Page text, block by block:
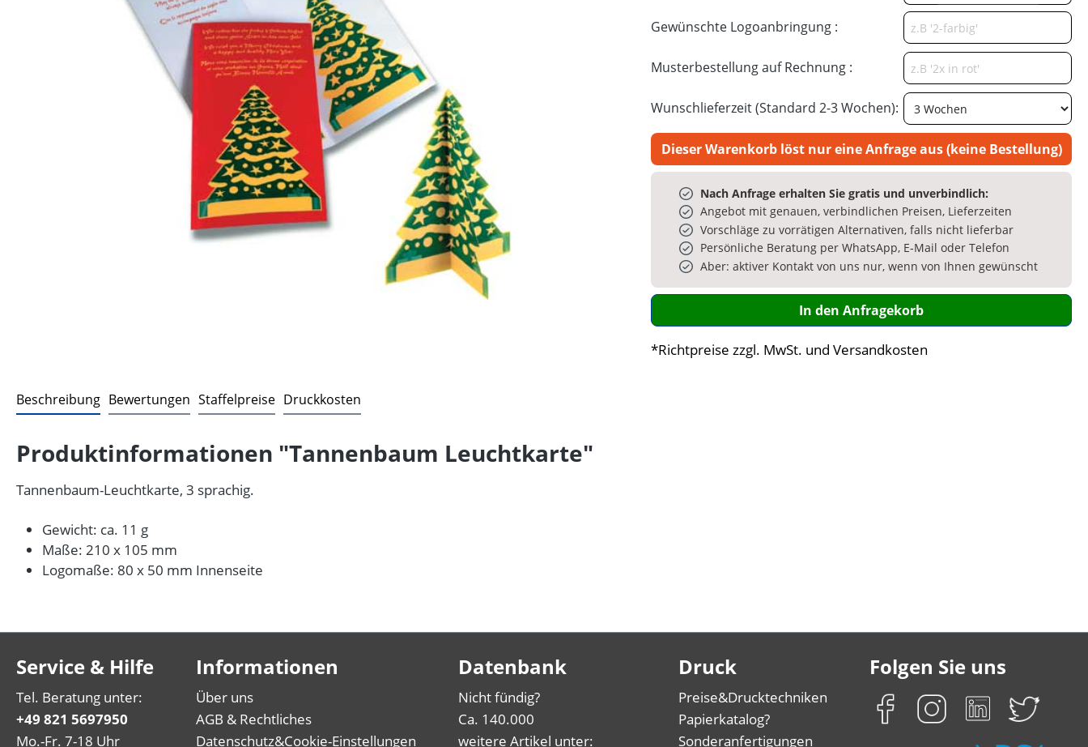
Gewünschte Logoanbringung :
Musterbestellung auf Rechnung :
Wunschlieferzeit (Standard 2-3 Wochen):
Dieser Warenkorb löst nur eine Anfrage aus (keine Bestellung)
Nach Anfrage erhalten Sie gratis und unverbindlich:
Angebot mit genauen, verbindlichen Preisen, Lieferzeiten
Vorschläge zu vorrätigen Alternativen, falls nicht lieferbar
Persönliche Beratung per WhatsApp, E‑Mail oder Telefon
Aber: aktiver Kontakt von uns nur, wenn von Ihnen gewünscht
In den Anfragekorb
*Richtpreise zzgl. MwSt. und Versandkosten
Beschreibung Bewertungen Staffelpreise Druckkosten
Produktinformationen "Tannenbaum Leuchtkarte"
Tannenbaum-Leuchtkarte, 3 sprachig.
Gewicht: ca. 11 g
Maße: 210 x 105 mm
Logomaße: 80 x 50 mm Innenseite
Service & Hilfe
Tel. Beratung unter:
+49 821 5697950
Mo.-Fr. 7-18 Uhr
Informationen
Über uns
AGB & Rechtliches
Datenschutz&Cookie-Einstellungen
Datenbank
Nicht fündig?
Ca. 140.000
weitere Artikel unter:
Druck
Preise&Drucktechniken
Papierkatalog?
Sonderanfertigungen
Folgen Sie uns